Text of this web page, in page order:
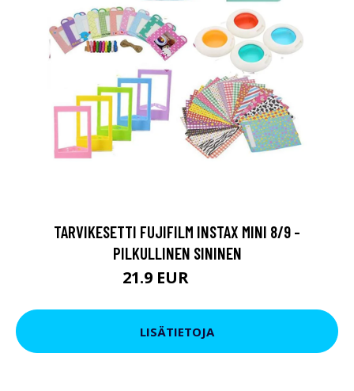
TARVIKESETTI FUJIFILM INSTAX MINI 8/9 -
PILKULLINEN SININEN
21.9 EUR
LISÄTIETOJA